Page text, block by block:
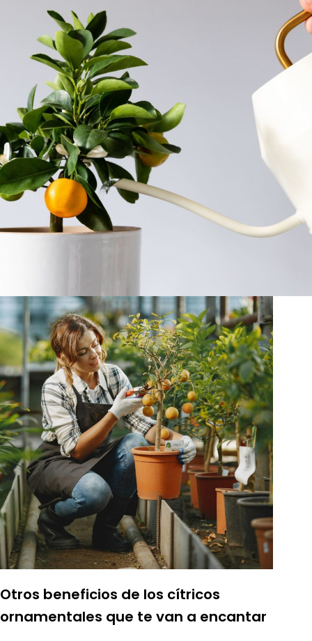
Otros beneficios de los cítricos
ornamentales que te van a encantar